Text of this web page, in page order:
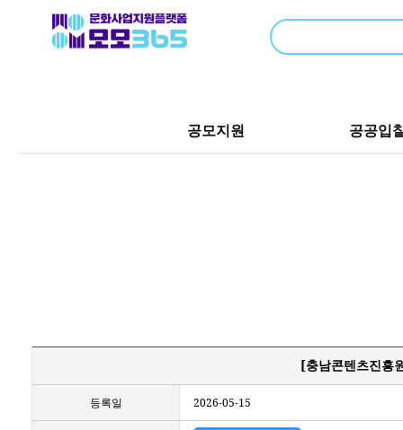
공모지원 공공입
[충남콘텐츠진흥
등록일 2026-05-15